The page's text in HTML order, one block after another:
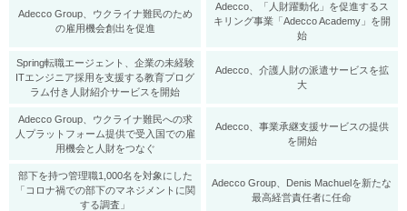
Adecco Group、ウクライナ難民のため
の雇用機会創出を促進
Adecco、「人財躍動化」を促進するス
キリング事業「Adecco Academy」を開
始
Spring転職エージェント、企業の未経験
ITエンジニア採用を支援する教育プログ
ラム付き人財紹介サービスを開始
Adecco、介護人財の派遣サービスを拡
大
Adecco Group、ウクライナ難民への求
人プラットフォーム提供で受入国での雇
用機会と人財をつなぐ
​Adecco、事業承継支援サービスの提供
を開始
部下を持つ管理職1,000名を対象にした
「コロナ禍での部下のマネジメントに関
する調査」
Adecco Group、Denis Machuelを新たな
最高経営責任者に任命